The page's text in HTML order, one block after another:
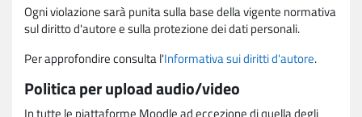
Ogni violazione sarà punita sulla base della vigente normativa
sul diritto d'autore e sulla protezione dei dati personali.
Per approfondire consulta l'Informativa sui diritti d'autore.
Politica per upload audio/video
In tutte le piattaforme Moodle ad eccezione di quella degli